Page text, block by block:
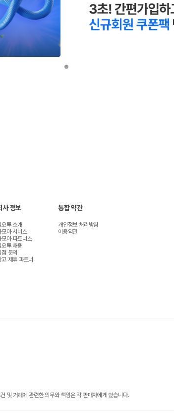
사 정보
오투 소개
모아 서비스
모아 파트너스
오투 채용
점 문의
고 제휴 파트너
통합 약관
개인정보 처리방침
이용약관
및 거래에 관련한 의무와 책임은 각 판매자에게 있습니다.